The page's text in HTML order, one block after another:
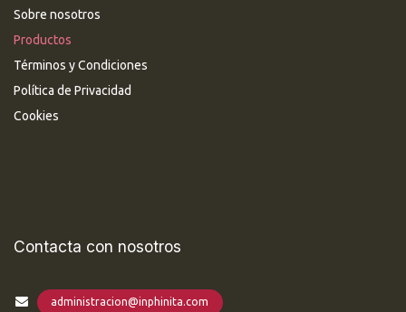
Sobre nosotros
Productos
Términos y Condiciones
Política de Privacidad
Cookies
Contacta con nosotros
administracion@inphinita.com